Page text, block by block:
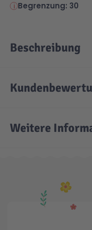
Begrenzung: 30
Beschreibung
Weitere